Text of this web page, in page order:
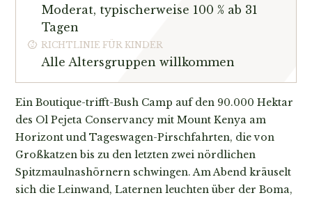
Moderat, typischerweise 100 % ab 31
Tagen
RICHTLINIE FÜR KINDER
Alle Altersgruppen willkommen
Ein Boutique-trifft-Bush Camp auf den 90.000 Hektar
des Ol Pejeta Conservancy mit Mount Kenya am
Horizont und Tageswagen-Pirschfahrten, die von
Großkatzen bis zu den letzten zwei nördlichen
Spitzmaulnashörnern schwingen. Am Abend kräuselt
sich die Leinwand, Laternen leuchten über der Boma,